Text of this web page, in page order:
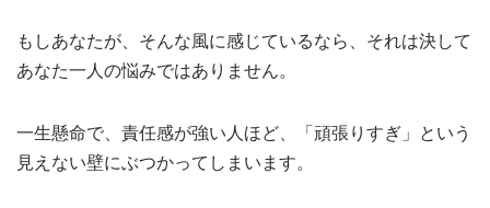
もしあなたが、そんな風に感じているなら、それは決して
あなた一人の悩みではありません。
一生懸命で、責任感が強い人ほど、「頑張りすぎ」という
見えない壁にぶつかってしまいます。